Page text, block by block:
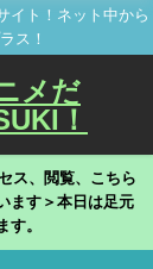
イト！ネット中から
ス！
メだ
！
ス、閲覧、こちら
ます＞本日は足元
す。